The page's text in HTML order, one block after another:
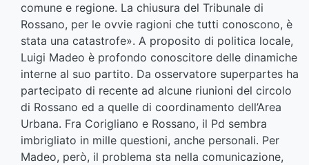
comune e regione. La chiusura del Tribunale di
Rossano, per le ovvie ragioni che tutti conoscono, è
stata una catastrofe». A proposito di politica locale,
Luigi Madeo è profondo conoscitore delle dinamiche
interne al suo partito. Da osservatore superpartes ha
partecipato di recente ad alcune riunioni del circolo
di Rossano ed a quelle di coordinamento dell’Area
Urbana. Fra Corigliano e Rossano, il Pd sembra
imbrigliato in mille questioni, anche personali. Per
Madeo, però, il problema sta nella comunicazione,